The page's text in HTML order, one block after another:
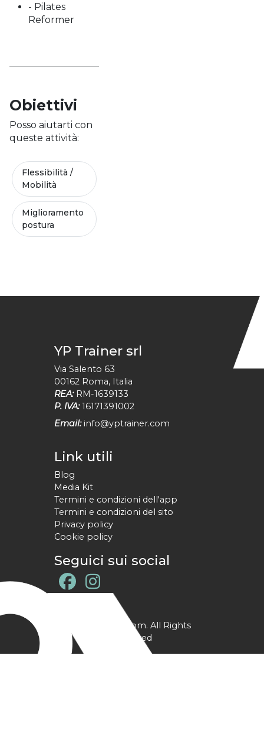
- Pilates
Reformer
Obiettivi
Posso aiutarti con
queste attività:
Flessibilità /
Mobilità
Miglioramento
postura
YP Trainer srl
Via Salento 63
00162 Roma, Italia
REA: RM-1639133
P. IVA: 16171391002
Email: info@yptrainer.com
Link utili
Blog
Media Kit
Termini e condizioni dell'app
Termini e condizioni del sito
Privacy policy
Cookie policy
Seguici sui social
@ YPtrainer.com. All Rights
Reserved